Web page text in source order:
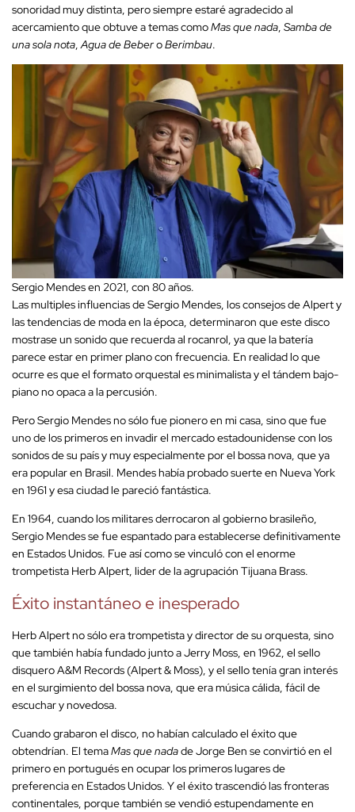
sonoridad muy distinta, pero siempre estaré agradecido al
acercamiento que obtuve a temas comoMas que nada, Samba de
una sola nota,Agua de BeberoBerimbau.
Sergio Mendes en 2021, con 80 años.
Las multiples influencias de Sergio Mendes, los consejos de Alpert y
las tendencias de moda en la época, determinaron que este disco
mostrase un sonido que recuerda al rocanrol, ya que la batería
parece estar en primer plano con frecuencia. En realidad lo que
ocurre es que el formato orquestal es minimalista y el tándem bajo-
piano no opaca a la percusión.
Pero Sergio Mendes no sólo fue pionero en mi casa, sino que fue
uno de los primeros en invadir el mercado estadounidense con los
sonidos de su país y muy especialmente por el bossa nova, que ya
era popular en Brasil. Mendes había probado suerte en Nueva York
en 1961 y esa ciudad le pareció fantástica.
En 1964, cuando los militares derrocaron al gobierno brasileño,
Sergio Mendes se fue espantado para establecerse definitivamente
en Estados Unidos. Fue así como se vinculó con el enorme
trompetista Herb Alpert, lider de la agrupación Tijuana Brass.
Éxito instantáneo e inesperado
Herb Alpert no sólo era trompetista y director de su orquesta, sino
que también había fundado junto a Jerry Moss, en 1962, el sello
disquero A&M Records (Alpert & Moss), y el sello tenía gran interés
en el surgimiento del bossa nova, que era música cálida, fácil de
escuchar y novedosa.
Cuando grabaron el disco, no habían calculado el éxito que
obtendrían. El temaMas que nadade Jorge Ben se convirtió en el
primero en portugués en ocupar los primeros lugares de
preferencia en Estados Unidos. Y el éxito trascendió las fronteras
continentales, porque también se vendió estupendamente en